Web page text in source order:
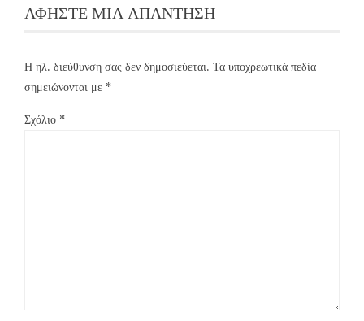
ΑΦΉΣΤΕ ΜΙΑ ΑΠΆΝΤΗΣΗ
Η ηλ. διεύθυνση σας δεν δημοσιεύεται. Τα υποχρεωτικά πεδία
σημειώνονται με *
Σχόλιο *